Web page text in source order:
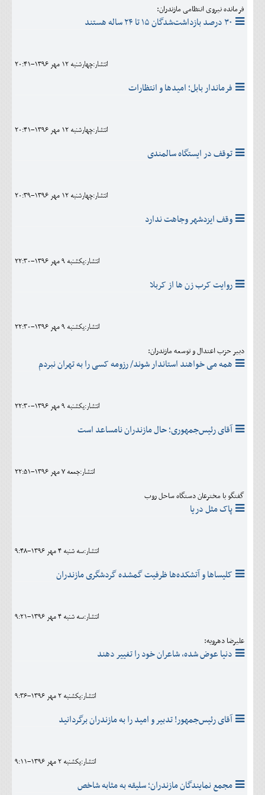
فرمانده نیروی انتظامی مازندران:
۳۰ درصد بازداشت‌شدگان ۱۵ تا ۲۴ ساله هستند
انتشار:چهارشنبه 12 مهر 1396-20:41
فرماندار بابل؛ امیدها و انتظارات
انتشار:چهارشنبه 12 مهر 1396-20:41
توقف در ایستگاه سالمندی
انتشار:چهارشنبه 12 مهر 1396-20:39
وقف ایزدشهر وجاهت ندارد
انتشار:يکشنبه 9 مهر 1396-22:30
روایت کرب زن ها از کربلا
انتشار:يکشنبه 9 مهر 1396-22:30
دبیر حزب اعتدال و توسعه مازندران:
همه می خواهند استاندار شوند/ رزومه کسی را به تهران نبردم
انتشار:يکشنبه 9 مهر 1396-22:30
آقای رئیس‌جمهوری؛ حال مازندران نامساعد است
انتشار:جمعه 7 مهر 1396-22:51
گفتگو با مخترعان دستگاه ساحل روب
پاک مثل دریا
انتشار:سه شنبه 4 مهر 1396-9:48
کلیساها و آتشکده‌ها ظرفیت گمشده گردشگری مازندران
انتشار:سه شنبه 4 مهر 1396-9:21
علیرضا دهرویه:
دنیا عوض شده، شاعران خود را تغییر دهند
انتشار:يکشنبه 2 مهر 1396-9:36
آقای رئیس‌جمهور! تدبیر و امید را به مازندران برگردانید
انتشار:يکشنبه 2 مهر 1396-9:11
مجمع نمایندگان مازندران؛ سلیقه به مثابه شاخص